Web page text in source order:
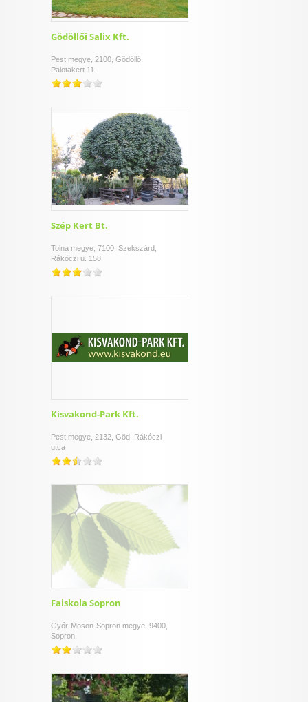
Gödöllői Salix Kft.
Pest megye, 2100, Gödöllő,
Palotakert 11.
Szép Kert Bt.
Tolna megye, 7100, Szekszárd,
Rákóczi u. 158.
Kisvakond-Park Kft.
Pest megye, 2132, Göd, Rákóczi
utca
Faiskola Sopron
Győr-Moson-Sopron megye, 9400,
Sopron